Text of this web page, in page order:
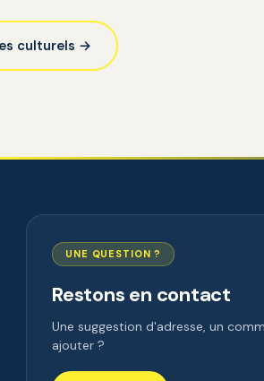
culturels →
UNE QUESTION ?
Restons en contact
Une suggestion d'adresse, un
ajouter ?